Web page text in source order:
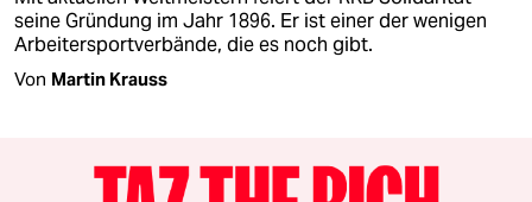
seine Gründung im Jahr 1896. Er ist einer der wenigen
Arbeitersportverbände, die es noch gibt.
Von Martin Krauss